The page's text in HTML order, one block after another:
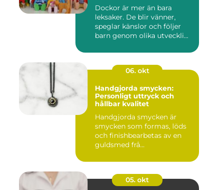
Dockor är mer än bara
leksaker. De blir vänner,
speglar känslor och följer
barn genom olika utveckli...
06. okt
Handgjorda smycken:
Personligt uttryck och
hållbar kvalitet
Handgjorda smycken är
smycken som formas, löds
och finishbearbetas av en
guldsmed frå...
05. okt